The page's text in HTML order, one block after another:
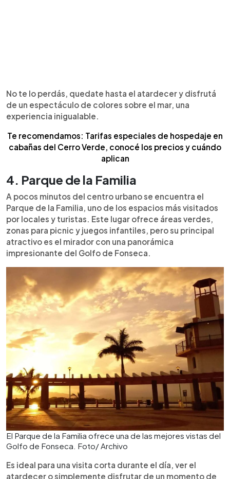
No te lo perdás, quedate hasta el atardecer y disfrutá
de un espectáculo de colores sobre el mar, una
experiencia inigualable.
Te recomendamos: Tarifas especiales de hospedaje en
cabañas del Cerro Verde, conocé los precios y cuándo
aplican
4. Parque de la Familia
A pocos minutos del centro urbano se encuentra el
Parque de la Familia, uno de los espacios más visitados
por locales y turistas. Este lugar ofrece áreas verdes,
zonas para picnic y juegos infantiles, pero su principal
atractivo es el mirador con una panorámica
impresionante del Golfo de Fonseca.
El Parque de la Familia ofrece una de las mejores vistas del
Golfo de Fonseca. Foto/ Archivo
Es ideal para una visita corta durante el día, ver el
atardecer o simplemente disfrutar de un momento de